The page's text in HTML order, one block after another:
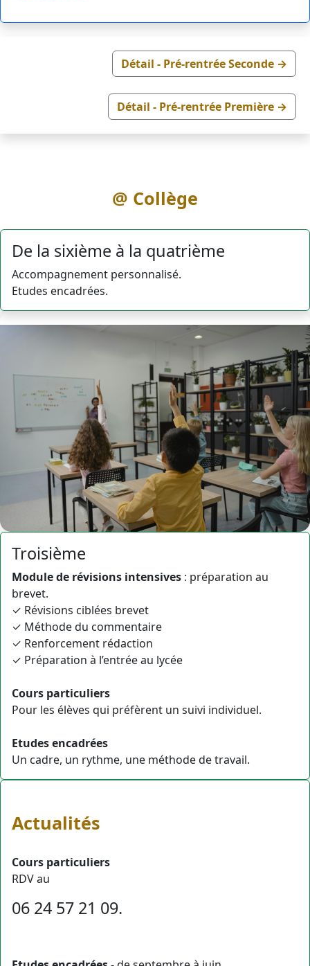
Détail - Pré-rentrée Seconde →
Détail - Pré-rentrée Première →
@ Collège
De la sixième à la quatrième
Accompagnement personnalisé.
Etudes encadrées.
Troisième
Module de révisions intensives : préparation au
brevet.
✓ Révisions ciblées brevet
✓ Méthode du commentaire
✓ Renforcement rédaction
✓ Préparation à l’entrée au lycée
Cours particuliers
Pour les élèves qui préfèrent un suivi individuel.
Etudes encadrées
Un cadre, un rythme, une méthode de travail.
Actualités
Cours particuliers
RDV au
06 24 57 21 09.